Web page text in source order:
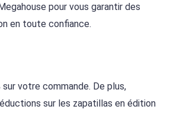
pour vous garantir des
en toute confiance.
votre commande. De plus,
sur les zapatillas en édition